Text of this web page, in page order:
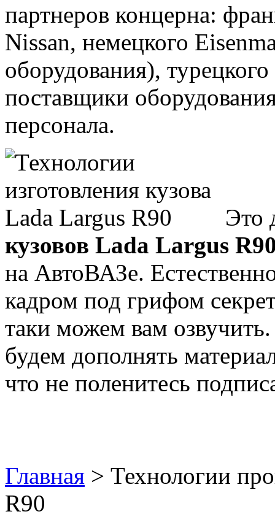
партнеров концерна:
Nissan, немецкого
оборудования),
поставщики
персонала.
Это
кузовов Lada Largus
на АвтоВАЗе.
кадром под грифом
таки можем вам
будем дополнять
что не поленитесь
Главная > Технологии
R90